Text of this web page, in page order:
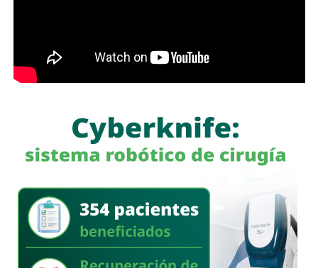
punto de venta de drogas